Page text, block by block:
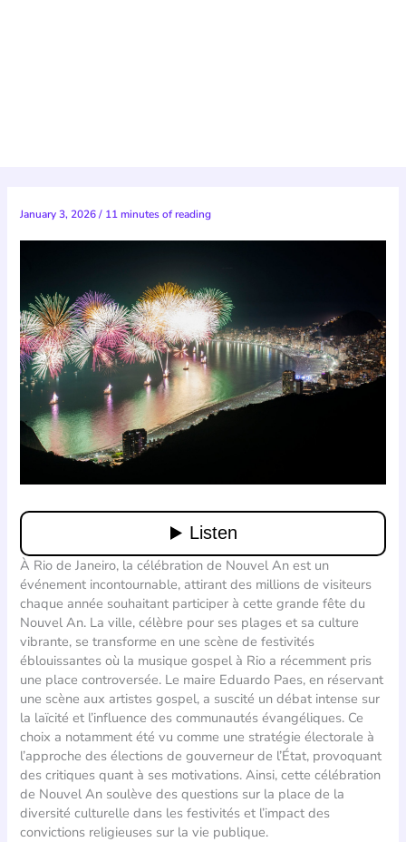
January 3, 2026/ 11 minutes of reading
À Rio de Janeiro, la célébration de Nouvel An est un
événement incontournable, attirant des millions de visiteurs
chaque année souhaitant participer à cette grande fête du
Nouvel An. La ville, célèbre pour ses plages et sa culture
vibrante, se transforme en une scène de festivités
éblouissantes où la musique gospel à Rio a récemment pris
une place controversée. Le maire Eduardo Paes, en réservant
une scène aux artistes gospel, a suscité un débat intense sur
la laïcité et l’influence des communautés évangéliques. Ce
choix a notamment été vu comme une stratégie électorale à
l’approche des élections de gouverneur de l’État, provoquant
des critiques quant à ses motivations. Ainsi, cette célébration
de Nouvel An soulève des questions sur la place de la
diversité culturelle dans les festivités et l’impact des
convictions religieuses sur la vie publique.